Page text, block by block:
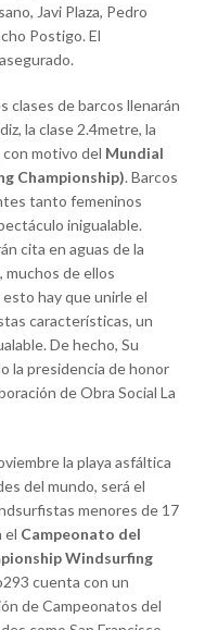
Javi Plaza, Pedro
Postigo. El
clases de barcos llenarán
la clase 2.4metre, la
con motivo del Mundial
Championship). Barcos
tanto femeninos
inigualable.
cita en aguas de la
muchos de ellos
hay que unirle el
características, un
De hecho, Su
la presidencia de honor
de Obra Social La
la playa asfáltica
del mundo, será el
menores de 17
el Campeonato del
Windsurfing
cuenta con un
de Campeonatos del